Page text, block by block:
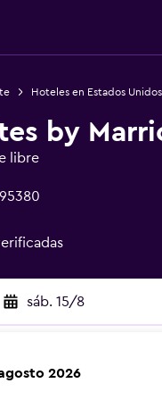
Hoteles en Estados Unidos
by
libre
sáb. 15/8
2026